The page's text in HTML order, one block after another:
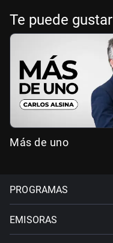
Te puede gustar
Más de uno
PROGRAMAS
EMISORAS